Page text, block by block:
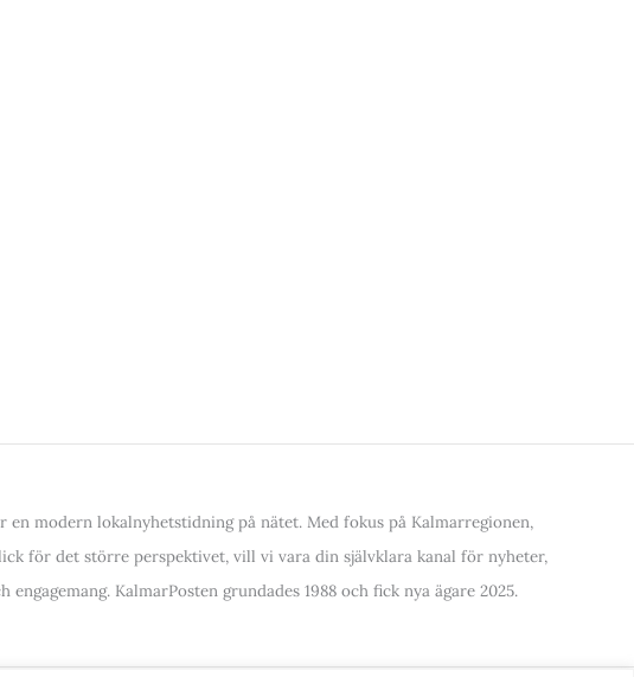
en modern lokalnyhetstidning på nätet. Med fokus på Kalmarregionen,
för det större perspektivet, vill vi vara din självklara kanal för nyheter,
engagemang. KalmarPosten grundades 1988 och fick nya ägare 2025.